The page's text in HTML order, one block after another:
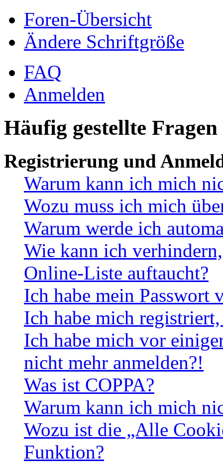
Foren-Übersicht
Ändere Schriftgröße
FAQ
Anmelden
Häufig gestellte Fragen
Registrierung und
Warum kann ich mich
Wozu muss ich mich
Warum werde ich
Wie kann ich
Online-Liste auftaucht?
Ich habe mein Passwort
Ich habe mich
Ich habe mich vor
nicht mehr anmelden?!
Was ist COPPA?
Warum kann ich mich
Wozu ist die „Alle
Funktion?